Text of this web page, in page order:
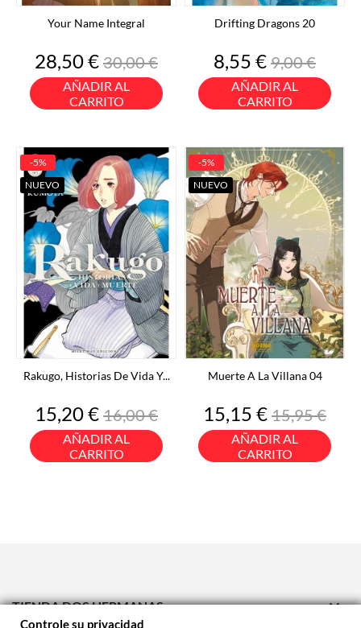
Your Name Integral
Precio
28,50 €Precio
base
30,00 €
AÑADIR AL
CARRITO
Drifting Dragons 20
Precio
8,55 €Precio
base
9,00 €
AÑADIR AL
CARRITO
Rakugo, Historias De Vida Y...
Precio
15,20 €Precio
base
16,00 €
AÑADIR AL
CARRITO
-5%
NUEVO
Muerte A La Villana 04
Precio
15,15 €Precio
base
15,95 €
AÑADIR AL
CARRITO
-5%
NUEVO
TIENDA DOS HERMANAS 
Controle su privacidad